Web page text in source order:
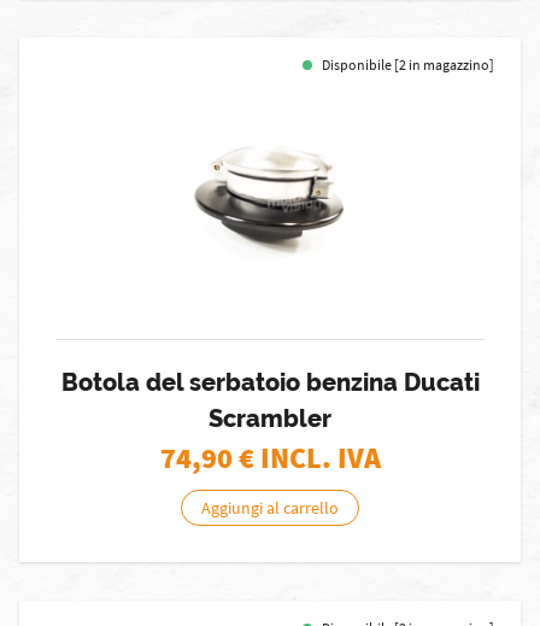
Disponibile [2 in magazzino]
Botola del serbatoio benzina Ducati
Scrambler
74,90€ INCL. IVA
Aggiungi al carrello